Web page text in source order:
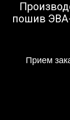
пошив
Прием